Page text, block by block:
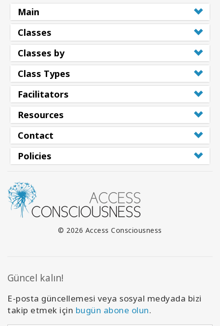
Main
Classes
Classes by
Class Types
Facilitators
Resources
Contact
Policies
© 2026 Access Consciousness
Güncel kalın!
E-posta güncellemesi veya sosyal medyada bizi
takip etmek için bugün abone olun.